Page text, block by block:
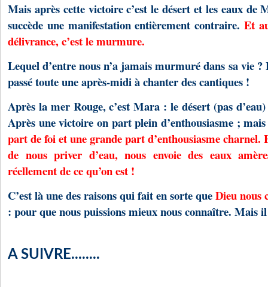
Mais après cette victoire c’est le désert et les eaux de
succède une manifestation entièrement contraire. Et
délivrance, c’est le murmure.
Lequel d’entre nous n’a jamais murmuré dans sa vie
passé toute une après-midi à chanter des cantiques !
Après la mer Rouge, c’est Mara : le désert (pas
Après une victoire on part plein d’enthousiasme ;
part de foi et une grande part d’enthousiasme charnel.
de nous priver d’eau, nous envoie des eaux
réellement de ce qu’on est !
C’est là une des raisons qui fait en sorte queDieu nous
: pour que nous puissions mieux nous connaître. Mais
A SUIVRE........